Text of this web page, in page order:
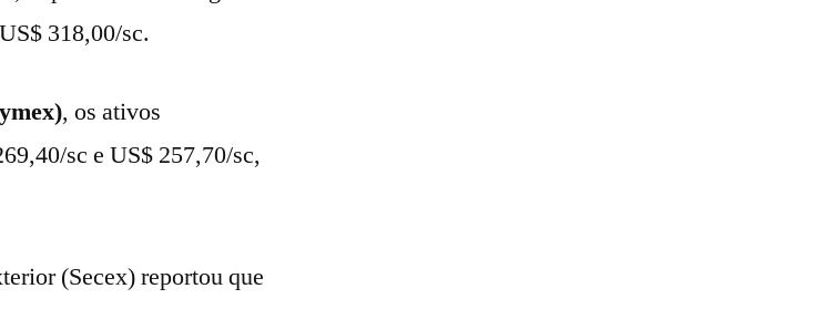
318,00/sc.
, os ativos
sc e US$ 257,70/sc,
(Secex) reportou que